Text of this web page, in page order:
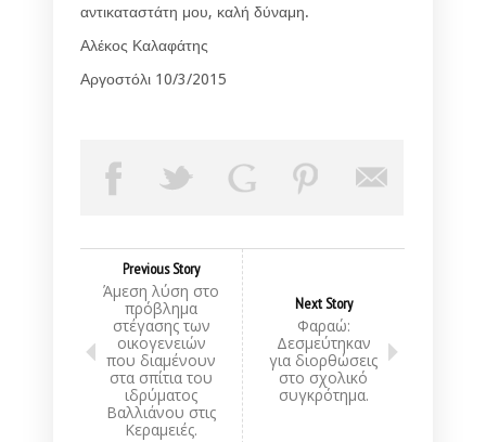
αντικαταστάτη μου, καλή δύναμη.
Αλέκος Καλαφάτης
Αργοστόλι 10/3/2015
Previous Story
Άμεση λύση στο
πρόβλημα
στέγασης των
οικογενειών
που διαμένουν
στα σπίτια του
ιδρύματος
Βαλλιάνου στις
Κεραμειές.
Next Story
Φαραώ:
Δεσμεύτηκαν
για διορθώσεις
στο σχολικό
συγκρότημα.